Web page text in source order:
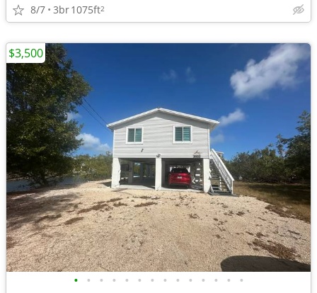
8/7 3br1075ft2
• • • • • • • • • • • • • •
$3,500